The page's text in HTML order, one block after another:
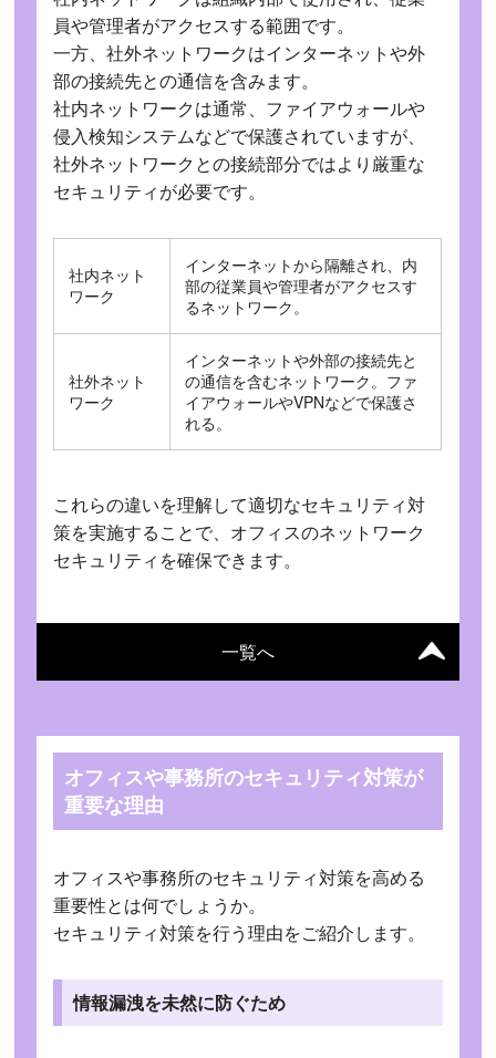
一覧へ
員や管理者がアクセスする範囲です。
一方、社外ネットワークはインターネットや外
部の接続先との通信を含みます。
社内ネットワークは通常、ファイアウォールや
侵入検知システムなどで保護されていますが、
社外ネットワークとの接続部分ではより厳重な
セキュリティが必要です。
社内ネット
ワーク
インターネットから隔離され、内
部の従業員や管理者がアクセスす
るネットワーク。
社外ネット
ワーク
インターネットや外部の接続先と
の通信を含むネットワーク。ファ
イアウォールやVPNなどで保護さ
れる。
これらの違いを理解して適切なセキュリティ対
策を実施することで、オフィスのネットワーク
セキュリティを確保できます。
オフィスや事務所のセキュリティ対策が
重要な理由
オフィスや事務所のセキュリティ対策を高める
重要性とは何でしょうか。
セキュリティ対策を行う理由をご紹介します。
情報漏洩を未然に防ぐため